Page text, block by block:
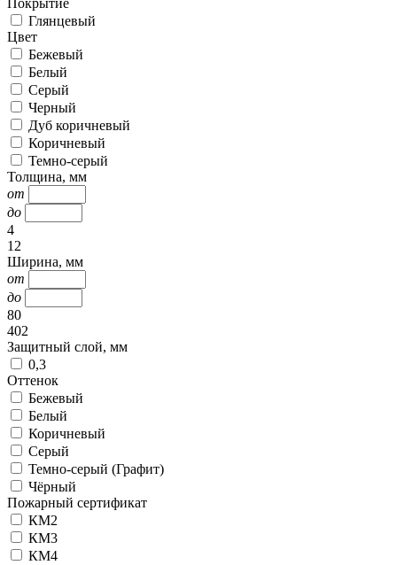
Покрытие
Глянцевый
Цвет
Бежевый
Белый
Серый
Черный
Дуб коричневый
Коричневый
Темно-серый
Толщина, мм
от
до
4
12
Ширина, мм
от
до
80
402
Защитный слой, мм
0,3
Оттенок
Бежевый
Белый
Коричневый
Серый
Темно-серый (Графит)
Чёрный
Пожарный сертификат
КМ2
КМ3
КМ4